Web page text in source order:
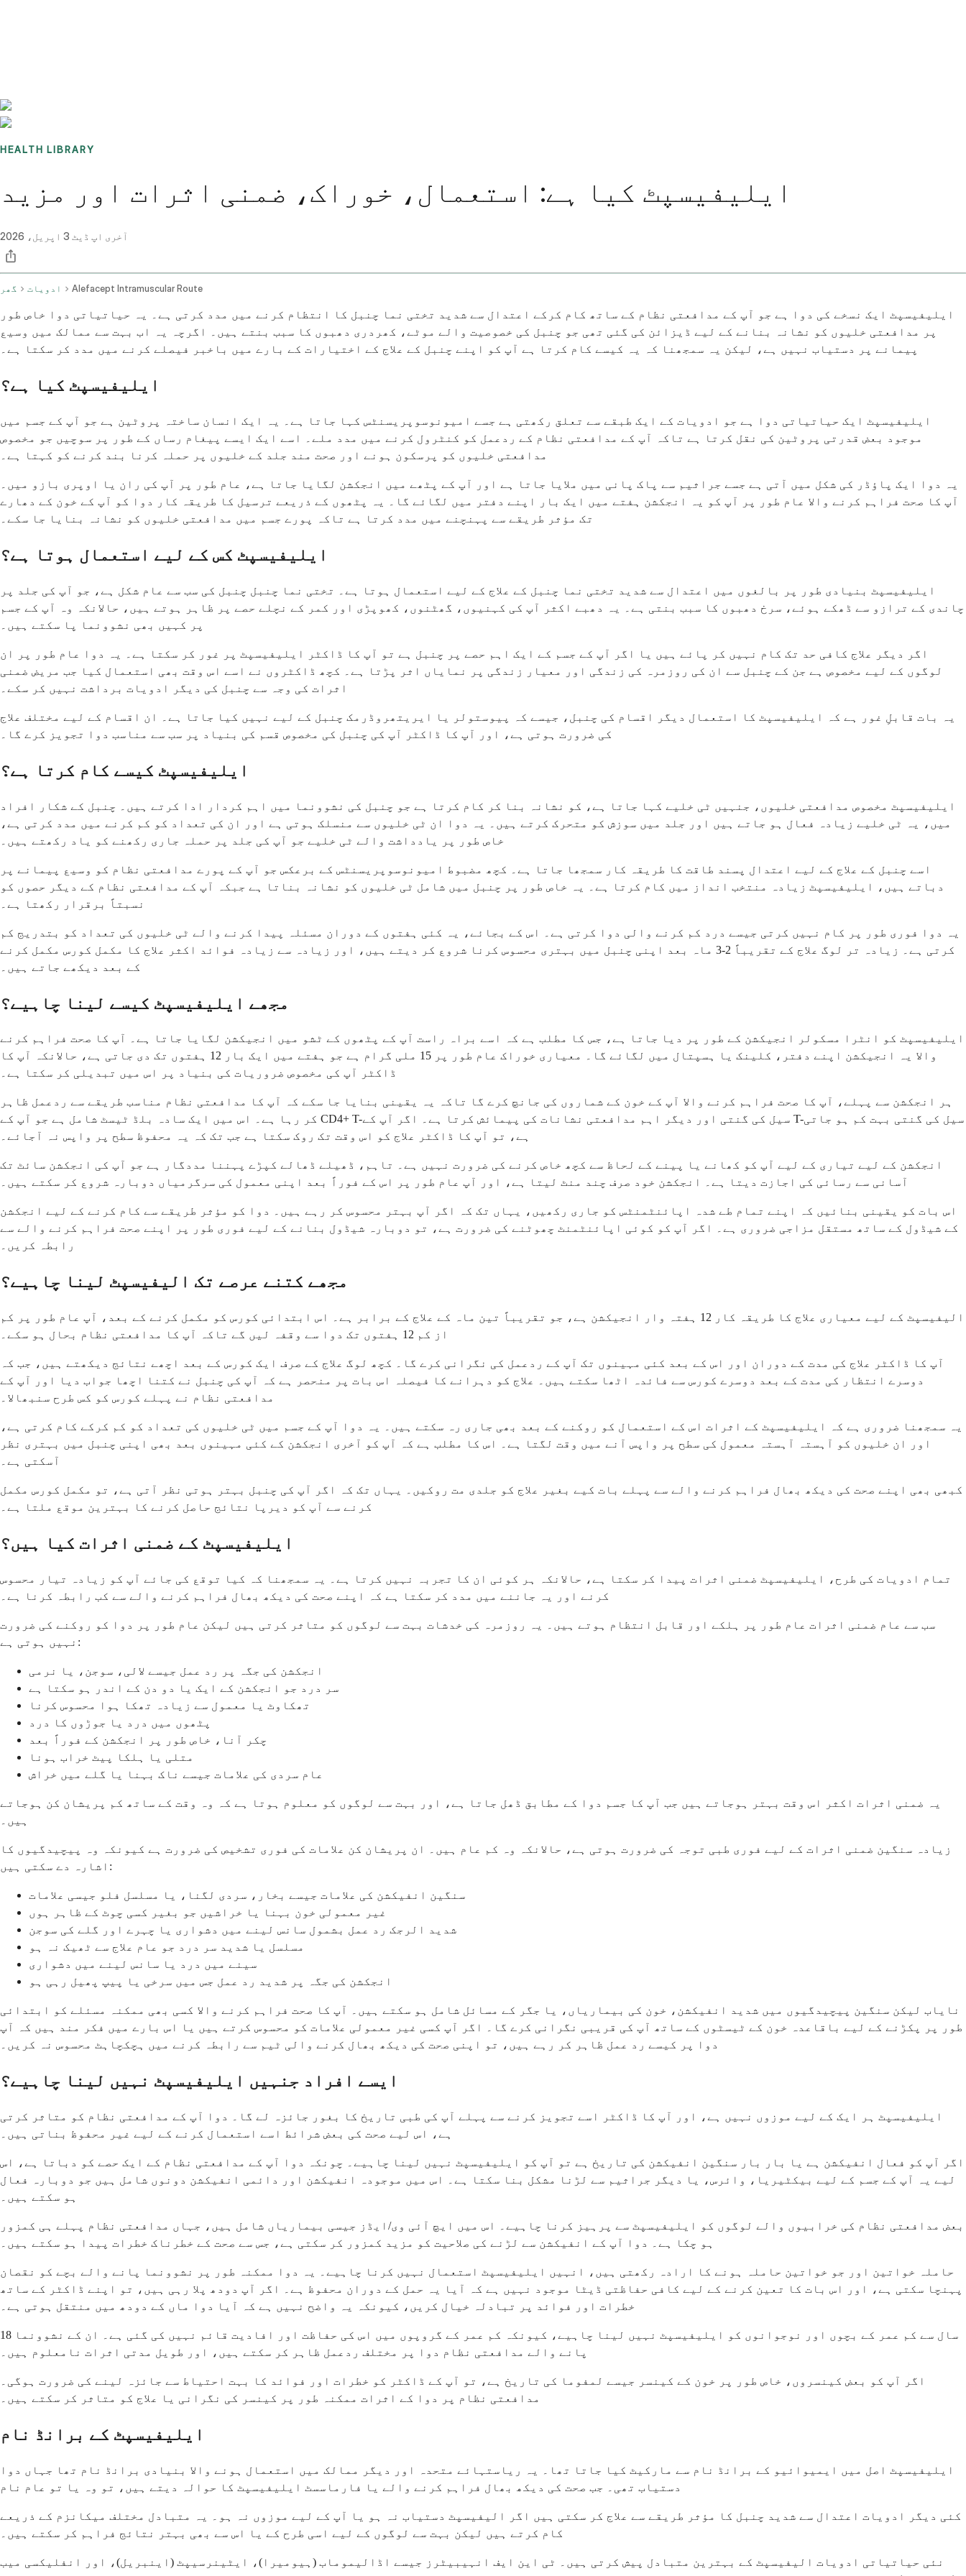
HEALTH LIBRARY
ایلیفیسپٹ کیا ہے: استعمال، خوراک، ضمنی اثرات اور مزید
آخری اپ ڈیٹ 3 اپریل، 2026
گھر ادویات Alefacept Intramuscular Route
ایلیفیسپٹ ایک نسخے کی دوا ہے جو آپ کے مدافعتی نظام کے ساتھ کام کرکے اعتدال سے شدید تختی نما چنبل کا انتظام کرنے میں مدد کرتی ہے۔ یہ حیاتیاتی دوا خاص طور
پر مدافعتی خلیوں کو نشانہ بنانے کے لیے ڈیزائن کی گئی تھی جو چنبل کی خصوصیت والے موٹے، کھردری دھبوں کا سبب بنتے ہیں۔ اگرچہ یہ اب بہت سے ممالک میں وسیع
پیمانے پر دستیاب نہیں ہے، لیکن یہ سمجھنا کہ یہ کیسے کام کرتا ہے آپ کو اپنے چنبل کے علاج کے اختیارات کے بارے میں باخبر فیصلے کرنے میں مدد کر سکتا ہے۔
ایلیفیسپٹ کیا ہے؟
ایلیفیسپٹ ایک حیاتیاتی دوا ہے جو ادویات کے ایک طبقے سے تعلق رکھتی ہے جسے امیونوسوپریسنٹس کہا جاتا ہے۔ یہ ایک انسان ساختہ پروٹین ہے جو آپ کے جسم میں
موجود بعض قدرتی پروٹین کی نقل کرتا ہے تاکہ آپ کے مدافعتی نظام کے ردعمل کو کنٹرول کرنے میں مدد ملے۔ اسے ایک ایسے پیغام رساں کے طور پر سوچیں جو مخصوص
مدافعتی خلیوں کو پرسکون ہونے اور صحت مند جلد کے خلیوں پر حملہ کرنا بند کرنے کو کہتا ہے۔
یہ دوا ایک پاؤڈر کی شکل میں آتی ہے جسے جراثیم سے پاک پانی میں ملایا جاتا ہے اور آپ کے پٹھے میں انجکشن لگایا جاتا ہے، عام طور پر آپ کی ران یا اوپری بازو میں۔
آپ کا صحت فراہم کرنے والا عام طور پر آپ کو یہ انجکشن ہفتے میں ایک بار اپنے دفتر میں لگائے گا۔ یہ پٹھوں کے ذریعے ترسیل کا طریقہ کار دوا کو آپ کے خون کے دھارے
تک مؤثر طریقے سے پہنچنے میں مدد کرتا ہے تاکہ پورے جسم میں مدافعتی خلیوں کو نشانہ بنایا جا سکے۔
ایلیفیسپٹ کس کے لیے استعمال ہوتا ہے؟
ایلیفیسپٹ بنیادی طور پر بالغوں میں اعتدال سے شدید تختی نما چنبل کے علاج کے لیے استعمال ہوتا ہے۔ تختی نما چنبل چنبل کی سب سے عام شکل ہے، جو آپ کی جلد پر
چاندی کے ترازو سے ڈھکے ہوئے، سرخ دھبوں کا سبب بنتی ہے۔ یہ دھبے اکثر آپ کی کہنیوں، گھٹنوں، کھوپڑی اور کمر کے نچلے حصے پر ظاہر ہوتے ہیں، حالانکہ وہ آپ کے جسم
پر کہیں بھی نشوونما پا سکتے ہیں۔
اگر دیگر علاج کافی حد تک کام نہیں کر پائے ہیں یا اگر آپ کے جسم کے ایک اہم حصے پر چنبل ہے تو آپ کا ڈاکٹر ایلیفیسپٹ پر غور کر سکتا ہے۔ یہ دوا عام طور پر ان
لوگوں کے لیے مخصوص ہے جن کے چنبل سے ان کی روزمرہ کی زندگی اور معیار زندگی پر نمایاں اثر پڑتا ہے۔ کچھ ڈاکٹروں نے اسے اس وقت بھی استعمال کیا جب مریض ضمنی
اثرات کی وجہ سے چنبل کی دیگر ادویات برداشت نہیں کر سکے۔
یہ بات قابلِ غور ہے کہ ایلیفیسپٹ کا استعمال دیگر اقسام کی چنبل، جیسے کہ پیوستولر یا ایریتھروڈرمک چنبل کے لیے نہیں کیا جاتا ہے۔ ان اقسام کے لیے مختلف علاج
کی ضرورت ہوتی ہے، اور آپ کا ڈاکٹر آپ کی چنبل کی مخصوص قسم کی بنیاد پر سب سے مناسب دوا تجویز کرے گا۔
ایلیفیسپٹ کیسے کام کرتا ہے؟
ایلیفیسپٹ مخصوص مدافعتی خلیوں، جنہیں ٹی خلیے کہا جاتا ہے، کو نشانہ بنا کر کام کرتا ہے جو چنبل کی نشوونما میں اہم کردار ادا کرتے ہیں۔ چنبل کے شکار افراد
میں، یہ ٹی خلیے زیادہ فعال ہو جاتے ہیں اور جلد میں سوزش کو متحرک کرتے ہیں۔ یہ دوا ان ٹی خلیوں سے منسلک ہوتی ہے اور ان کی تعداد کو کم کرنے میں مدد کرتی ہے،
خاص طور پر یادداشت والے ٹی خلیے جو آپ کی جلد پر حملہ جاری رکھنے کو یاد رکھتے ہیں۔
اسے چنبل کے علاج کے لیے اعتدال پسند طاقت کا طریقہ کار سمجھا جاتا ہے۔ کچھ مضبوط امیونوسوپریسنٹس کے برعکس جو آپ کے پورے مدافعتی نظام کو وسیع پیمانے پر
دباتے ہیں، ایلیفیسپٹ زیادہ منتخب انداز میں کام کرتا ہے۔ یہ خاص طور پر چنبل میں شامل ٹی خلیوں کو نشانہ بناتا ہے جبکہ آپ کے مدافعتی نظام کے دیگر حصوں کو
نسبتاً برقرار رکھتا ہے۔
یہ دوا فوری طور پر کام نہیں کرتی جیسے درد کم کرنے والی دوا کرتی ہے۔ اس کے بجائے، یہ کئی ہفتوں کے دوران مسئلہ پیدا کرنے والے ٹی خلیوں کی تعداد کو بتدریج کم
کرتی ہے۔ زیادہ تر لوگ علاج کے تقریباً 2-3 ماہ بعد اپنی چنبل میں بہتری محسوس کرنا شروع کر دیتے ہیں، اور زیادہ سے زیادہ فوائد اکثر علاج کا مکمل کورس مکمل کرنے
کے بعد دیکھے جاتے ہیں۔
مجھے ایلیفیسپٹ کیسے لینا چاہیے؟
ایلیفیسپٹ کو انٹرا مسکولر انجیکشن کے طور پر دیا جاتا ہے، جس کا مطلب ہے کہ اسے براہ راست آپ کے پٹھوں کے ٹشو میں انجیکشن لگایا جاتا ہے۔ آپ کا صحت فراہم کرنے
والا یہ انجیکشن اپنے دفتر، کلینک یا ہسپتال میں لگائے گا۔ معیاری خوراک عام طور پر 15 ملی گرام ہے جو ہفتے میں ایک بار 12 ہفتوں تک دی جاتی ہے، حالانکہ آپ کا
ڈاکٹر آپ کی مخصوص ضروریات کی بنیاد پر اس میں تبدیلی کر سکتا ہے۔
ہر انجکشن سے پہلے، آپ کا صحت فراہم کرنے والا آپ کے خون کے شماروں کی جانچ کرے گا تاکہ یہ یقینی بنایا جا سکے کہ آپ کا مدافعتی نظام مناسب طریقے سے ردعمل ظاہر
کر رہا ہے۔ اس میں ایک سادہ بلڈ ٹیسٹ شامل ہے جو آپ کے CD4+ T-سیل کی گنتی اور دیگر اہم مدافعتی نشانات کی پیمائش کرتا ہے۔ اگر آپ کے T-سیل کی گنتی بہت کم ہو جاتی
ہے، تو آپ کا ڈاکٹر علاج کو اس وقت تک روک سکتا ہے جب تک کہ یہ محفوظ سطح پر واپس نہ آجائے۔
انجکشن کے لیے تیاری کے لیے آپ کو کھانے یا پینے کے لحاظ سے کچھ خاص کرنے کی ضرورت نہیں ہے۔ تاہم، ڈھیلے ڈھالے کپڑے پہننا مددگار ہے جو آپ کی انجکشن سائٹ تک
آسانی سے رسائی کی اجازت دیتا ہے۔ انجکشن خود صرف چند منٹ لیتا ہے، اور آپ عام طور پر اس کے فوراً بعد اپنی معمول کی سرگرمیاں دوبارہ شروع کر سکتے ہیں۔
اس بات کو یقینی بنائیں کہ اپنے تمام طے شدہ اپائنٹمنٹس کو جاری رکھیں، یہاں تک کہ اگر آپ بہتر محسوس کر رہے ہیں۔ دوا کو مؤثر طریقے سے کام کرنے کے لیے انجکشن
کے شیڈول کے ساتھ مستقل مزاجی ضروری ہے۔ اگر آپ کو کوئی اپائنٹمنٹ چھوٹنے کی ضرورت ہے، تو دوبارہ شیڈول بنانے کے لیے فوری طور پر اپنے صحت فراہم کرنے والے سے
رابطہ کریں۔
مجھے کتنے عرصے تک الیفیسپٹ لینا چاہیے؟
الیفیسپٹ کے لیے معیاری علاج کا طریقہ کار 12 ہفتہ وار انجیکشن ہے، جو تقریباً تین ماہ کے علاج کے برابر ہے۔ اس ابتدائی کورس کو مکمل کرنے کے بعد، آپ عام طور پر کم
از کم 12 ہفتوں تک دوا سے وقفہ لیں گے تاکہ آپ کا مدافعتی نظام بحال ہو سکے۔
آپ کا ڈاکٹر علاج کی مدت کے دوران اور اس کے بعد کئی مہینوں تک آپ کے ردعمل کی نگرانی کرے گا۔ کچھ لوگ علاج کے صرف ایک کورس کے بعد اچھے نتائج دیکھتے ہیں، جب کہ
دوسرے انتظار کی مدت کے بعد دوسرے کورس سے فائدہ اٹھا سکتے ہیں۔ علاج کو دہرانے کا فیصلہ اس بات پر منحصر ہے کہ آپ کی چنبل نے کتنا اچھا جواب دیا اور آپ کے
مدافعتی نظام نے پہلے کورس کو کس طرح سنبھالا۔
یہ سمجھنا ضروری ہے کہ ایلیفیسپٹ کے اثرات اس کے استعمال کو روکنے کے بعد بھی جاری رہ سکتے ہیں۔ یہ دوا آپ کے جسم میں ٹی خلیوں کی تعداد کو کم کرکے کام کرتی ہے،
اور ان خلیوں کو آہستہ آہستہ معمول کی سطح پر واپس آنے میں وقت لگتا ہے۔ اس کا مطلب ہے کہ آپ کو آخری انجکشن کے کئی مہینوں بعد بھی اپنی چنبل میں بہتری نظر
آسکتی ہے۔
کبھی بھی اپنے صحت کی دیکھ بھال فراہم کرنے والے سے پہلے بات کیے بغیر علاج کو جلدی مت روکیں۔ یہاں تک کہ اگر آپ کی چنبل بہتر ہوتی نظر آتی ہے، تو مکمل کورس مکمل
کرنے سے آپ کو دیرپا نتائج حاصل کرنے کا بہترین موقع ملتا ہے۔
ایلیفیسپٹ کے ضمنی اثرات کیا ہیں؟
تمام ادویات کی طرح، ایلیفیسپٹ ضمنی اثرات پیدا کر سکتا ہے، حالانکہ ہر کوئی ان کا تجربہ نہیں کرتا ہے۔ یہ سمجھنا کہ کیا توقع کی جائے آپ کو زیادہ تیار محسوس
کرنے اور یہ جاننے میں مدد کر سکتا ہے کہ اپنے صحت کی دیکھ بھال فراہم کرنے والے سے کب رابطہ کرنا ہے۔
سب سے عام ضمنی اثرات عام طور پر ہلکے اور قابل انتظام ہوتے ہیں۔ یہ روزمرہ کی خدشات بہت سے لوگوں کو متاثر کرتی ہیں لیکن عام طور پر دوا کو روکنے کی ضرورت
نہیں ہوتی ہے:
انجکشن کی جگہ پر رد عمل جیسے لالی، سوجن، یا نرمی
سر درد جو انجکشن کے ایک یا دو دن کے اندر ہو سکتا ہے
تھکاوٹ یا معمول سے زیادہ تھکا ہوا محسوس کرنا
پٹھوں میں درد یا جوڑوں کا درد
چکر آنا، خاص طور پر انجکشن کے فوراً بعد
متلی یا ہلکا پیٹ خراب ہونا
عام سردی کی علامات جیسے ناک بہنا یا گلے میں خراش
یہ ضمنی اثرات اکثر اس وقت بہتر ہوجاتے ہیں جب آپ کا جسم دوا کے مطابق ڈھل جاتا ہے، اور بہت سے لوگوں کو معلوم ہوتا ہے کہ وہ وقت کے ساتھ کم پریشان کن ہوجاتے
ہیں۔
زیادہ سنگین ضمنی اثرات کے لیے فوری طبی توجہ کی ضرورت ہوتی ہے، حالانکہ وہ کم عام ہیں۔ ان پریشان کن علامات کی فوری تشخیص کی ضرورت ہے کیونکہ وہ پیچیدگیوں کا
اشارہ دے سکتی ہیں:
سنگین انفیکشن کی علامات جیسے بخار، سردی لگنا، یا مسلسل فلو جیسی علامات
غیر معمولی خون بہنا یا خراشیں جو بغیر کسی چوٹ کے ظاہر ہوں
شدید الرجک رد عمل بشمول سانس لینے میں دشواری یا چہرے اور گلے کی سوجن
مسلسل یا شدید سر درد جو عام علاج سے ٹھیک نہ ہو
سینے میں درد یا سانس لینے میں دشواری
انجکشن کی جگہ پر شدید رد عمل جس میں سرخی یا پیپ پھیل رہی ہو
نایاب لیکن سنگین پیچیدگیوں میں شدید انفیکشن، خون کی بیماریاں، یا جگر کے مسائل شامل ہو سکتے ہیں۔ آپ کا صحت فراہم کرنے والا کسی بھی ممکنہ مسئلے کو ابتدائی
طور پر پکڑنے کے لیے باقاعدہ خون کے ٹیسٹوں کے ساتھ آپ کی قریبی نگرانی کرے گا۔ اگر آپ کسی غیر معمولی علامات کو محسوس کرتے ہیں یا اس بارے میں فکر مند ہیں کہ آپ
دوا پر کیسے رد عمل ظاہر کر رہے ہیں، تو اپنی صحت کی دیکھ بھال کرنے والی ٹیم سے رابطہ کرنے میں ہچکچاہٹ محسوس نہ کریں۔
ایسے افراد جنہیں ایلیفیسپٹ نہیں لینا چاہیے؟
ایلیفیسپٹ ہر ایک کے لیے موزوں نہیں ہے، اور آپ کا ڈاکٹر اسے تجویز کرنے سے پہلے آپ کی طبی تاریخ کا بغور جائزہ لے گا۔ دوا آپ کے مدافعتی نظام کو متاثر کرتی
ہے، اس لیے صحت کی بعض شرائط اسے استعمال کرنے کے لیے غیر محفوظ بناتی ہیں۔
اگر آپ کو فعال انفیکشن ہے یا بار بار سنگین انفیکشن کی تاریخ ہے تو آپ کو ایلیفیسپٹ نہیں لینا چاہیے۔ چونکہ دوا آپ کے مدافعتی نظام کے ایک حصے کو دباتا ہے، اس
لیے یہ آپ کے جسم کے لیے بیکٹیریا، وائرس، یا دیگر جراثیم سے لڑنا مشکل بنا سکتا ہے۔ اس میں موجودہ انفیکشن اور دائمی انفیکشن دونوں شامل ہیں جو دوبارہ فعال
ہو سکتے ہیں۔
بعض مدافعتی نظام کی خرابیوں والے لوگوں کو ایلیفیسپٹ سے پرہیز کرنا چاہیے۔ اس میں ایچ آئی وی/ایڈز جیسی بیماریاں شامل ہیں، جہاں مدافعتی نظام پہلے ہی کمزور
ہو چکا ہے۔ دوا آپ کے انفیکشن سے لڑنے کی صلاحیت کو مزید کمزور کر سکتی ہے، جس سے صحت کے خطرناک خطرات پیدا ہو سکتے ہیں۔
حاملہ خواتین اور جو خواتین حاملہ ہونے کا ارادہ رکھتی ہیں، انہیں ایلیفیسپٹ استعمال نہیں کرنا چاہیے۔ یہ دوا ممکنہ طور پر نشوونما پانے والے بچے کو نقصان
پہنچا سکتی ہے، اور اس بات کا تعین کرنے کے لیے کافی حفاظتی ڈیٹا موجود نہیں ہے کہ آیا یہ حمل کے دوران محفوظ ہے۔ اگر آپ دودھ پلا رہی ہیں، تو اپنے ڈاکٹر کے ساتھ
خطرات اور فوائد پر تبادلہ خیال کریں، کیونکہ یہ واضح نہیں ہے کہ آیا دوا ماں کے دودھ میں منتقل ہوتی ہے۔
18 سال سے کم عمر کے بچوں اور نوجوانوں کو ایلیفیسپٹ نہیں لینا چاہیے، کیونکہ کم عمر کے گروپوں میں اس کی حفاظت اور افادیت قائم نہیں کی گئی ہے۔ ان کے نشوونما
پانے والے مدافعتی نظام دوا پر مختلف ردعمل ظاہر کر سکتے ہیں، اور طویل مدتی اثرات نامعلوم ہیں۔
اگر آپ کو بعض کینسروں، خاص طور پر خون کے کینسر جیسے لمفوما کی تاریخ ہے، تو آپ کے ڈاکٹر کو خطرات اور فوائد کا بہت احتیاط سے جائزہ لینے کی ضرورت ہوگی۔
مدافعتی نظام پر دوا کے اثرات ممکنہ طور پر کینسر کی نگرانی یا علاج کو متاثر کر سکتے ہیں۔
ایلیفیسپٹ کے برانڈ نام
ایلیفیسپٹ اصل میں ایمیوائیو کے برانڈ نام سے مارکیٹ کیا جاتا تھا۔ یہ ریاستہائے متحدہ اور دیگر ممالک میں استعمال ہونے والا بنیادی برانڈ نام تھا جہاں دوا
دستیاب تھی۔ جب صحت کی دیکھ بھال فراہم کرنے والے یا فارماسسٹ ایلیفیسپٹ کا حوالہ دیتے ہیں، تو وہ یا تو عام نام
کئی دیگر ادویات اعتدال سے شدید چنبل کا مؤثر طریقے سے علاج کر سکتی ہیں اگر الیفیسپٹ دستیاب نہ ہو یا آپ کے لیے موزوں نہ ہو۔ یہ متبادل مختلف میکانزم کے ذریعے
کام کرتے ہیں لیکن بہت سے لوگوں کے لیے اسی طرح کے یا اس سے بھی بہتر نتائج فراہم کر سکتے ہیں۔
نئی حیاتیاتی ادویات الیفیسپٹ کے بہترین متبادل پیش کرتی ہیں۔ ٹی این ایف انہیبیٹرز جیسے اڈالیموماب (ہیومیرا)، ایٹینرسیپٹ (اینبریل)، اور انفلیکسی میب